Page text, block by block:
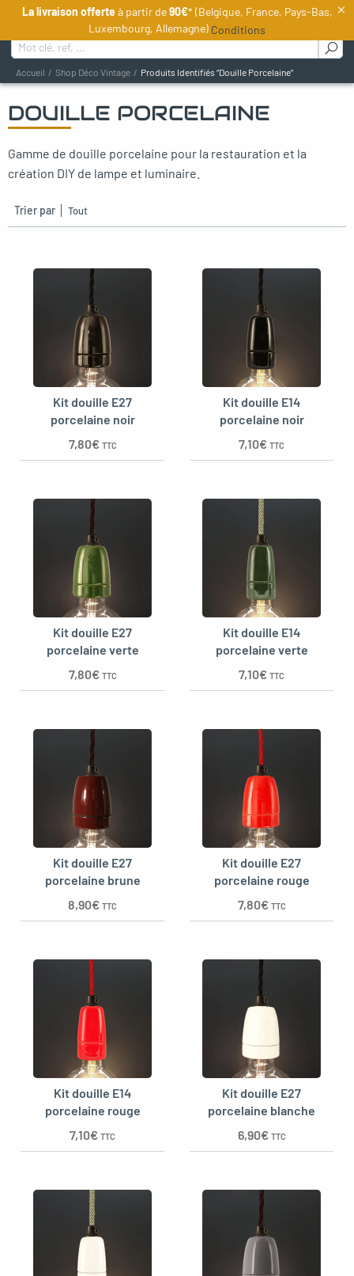
FR
Rechercher :
Accueil Shop Déco Vintage Produits Identifiés “douille Porcelaine”
DOUILLE PORCELAINE
Gamme de douille porcelaine pour la restauration et la
création DIY de lampe et luminaire.
Trier par
Kit douille E27
porcelaine noir
7,80€ TTC
Kit douille E14
porcelaine noir
7,10€ TTC
Kit douille E27
porcelaine verte
7,80€ TTC
Kit douille E14
porcelaine verte
7,10€ TTC
Kit douille E27
porcelaine brune
8,90€ TTC
Kit douille E27
porcelaine rouge
7,80€ TTC
Kit douille E14
porcelaine rouge
7,10€ TTC
Kit douille E27
porcelaine blanche
6,90€ TTC
menu
menu
menu
menu
La livraison offerte à partir de90€* (Belgique, France, Pays-Bas,
Luxembourg, Allemagne) Conditions
×